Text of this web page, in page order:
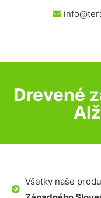
Drevené
Všetky naše